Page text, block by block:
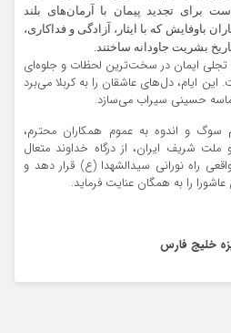
برای تجدید پیمان با آرمان‌های بلند
باوفایش که با ایثار، آزادگی و فداکاری،
بشریت جاودانه ساختند.
تجلی ایمان در سخت‌ترین لحظات و جلوه‌ای
ایام، دل‌های عاشقان را به کربلا می‌برد
حسینی سیراب می‌سازد.
و اندوه به عموم همکاران محترم،
ملت شریف ایران، از درگاه خداوند متعال
راه نورانی سیدالشهدا (ع) قرار دهد و
را به همگان عنایت فرماید.
خلیج فارس